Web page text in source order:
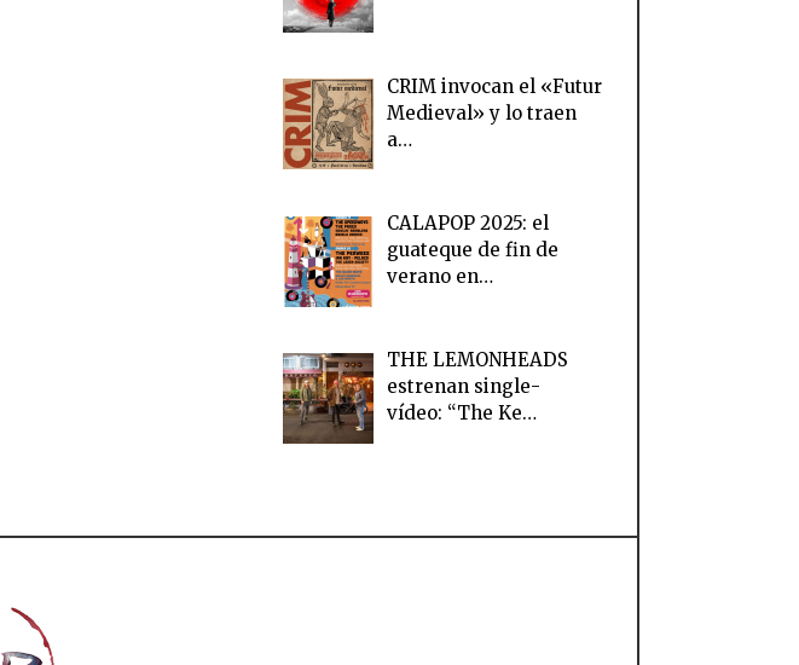
CRIM invocan el «Futur
Medieval» y lo traen
a…
CALAPOP 2025: el
guateque de fin de
verano en…
THE LEMONHEADS
estrenan single-
vídeo: “The Ke…